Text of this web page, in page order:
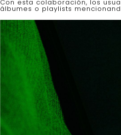
Con esta colaboración, los
álbumes o playlists